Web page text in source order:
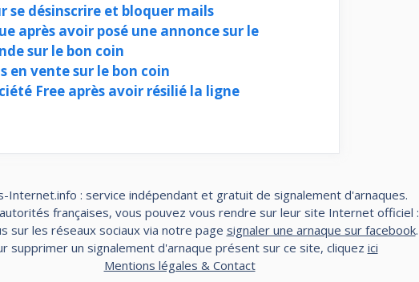
se désinscrire et bloquer mails
après avoir posé une annonce sur le
sur le bon coin
en vente sur le bon coin
Free après avoir résilié la ligne
Internet.info : service indépendant et gratuit de signalement d'arnaques.
françaises, vous pouvez vous rendre sur leur site Internet officiel :
sur les réseaux sociaux via notre page signaler une arnaque sur facebook.
supprimer un signalement d'arnaque présent sur ce site, cliquez ici
Mentions légales & Contact